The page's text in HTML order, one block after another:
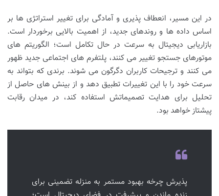
در این مسیر، انعطاف پذیری و آمادگی برای تغییر استراتژی ها بر
اساس داده ها و روندهای جدید، از اهمیت بالایی برخوردار است.
بازاریابی دیجیتال به سرعت در حال تکامل است؛ الگوریتم های
موتورهای جستجو تغییر می کنند، پلتفرم های اجتماعی جدید ظهور
می کنند و ترجیحات کاربران دگرگون می شوند. برندی که بتواند به
سرعت خود را با این تغییرات تطبیق دهد و از بینش های حاصل از
تحلیل برای هدایت تصمیماتش استفاده کند، در میدان رقابت
پیشتاز خواهد بود.
پذیرش چرخه بهبود مستمر به منزله تضمینی برای